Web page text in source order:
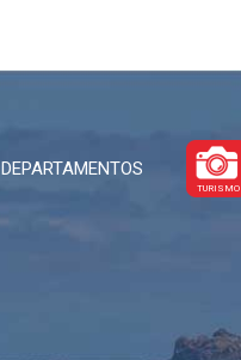
DEPARTAMENTOS
TURISMO